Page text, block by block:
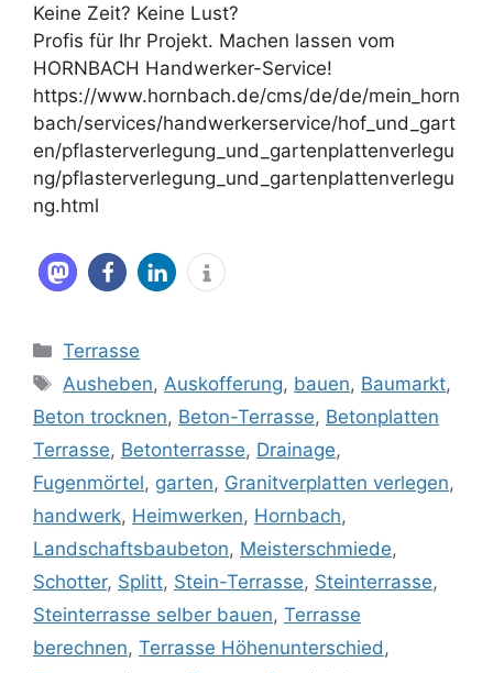
Keine Zeit? Keine Lust?
Profis für Ihr Projekt. Machen lassen vom
HORNBACH Handwerker-Service!
https://www.hornbach.de/cms/de/de/mein_horn
bach/services/handwerkerservice/hof_und_gart
en/pflasterverlegung_und_gartenplattenverlegu
ng/pflasterverlegung_und_gartenplattenverlegu
ng.html
Kategorien
Terrasse
Schlagwörter
Ausheben,Auskofferung, bauen, Baumarkt,
Beton trocknen, Beton-Terrasse, Betonplatten
Terrasse, Betonterrasse, Drainage,
Fugenmörtel, garten, Granitverplatten verlegen,
handwerk, Heimwerken, Hornbach,
Landschaftsbaubeton, Meisterschmiede,
Schotter, Splitt, Stein-Terrasse, Steinterrasse,
Steinterrasse selber bauen, Terrasse
berechnen, Terrasse Höhenunterschied,